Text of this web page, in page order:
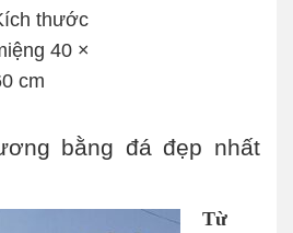
thước
40 ×
cm
bằng đá đẹp nhất
Từ